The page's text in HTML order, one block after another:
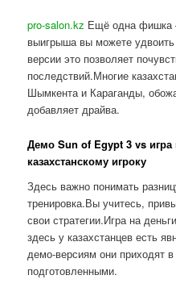
pro-salon.kz Ещё одна фишка
выигрыша вы можете
версии это позволяет
последствий.Многие
Шымкента и Караганды,
добавляет драйва.
Демо Sun of Egypt 3 vs
казахстанскому игроку
Здесь важно понимать
тренировка.Вы учитесь,
свои стратегии.Игра на
здесь у казахстанцев есть
демо-версиям они приходят
подготовленными.